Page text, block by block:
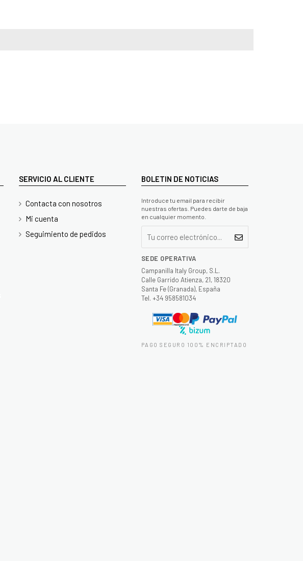
SERVICIO AL CLIENTE
Contacta con nosotros
Mi cuenta
Seguimiento de pedidos
BOLETIN DE NOTICIAS
Introduce tu email para recibir
nuestras ofertas. Puedes darte de baja
en cualquier momento.
SEDE OPERATIVA
Campanilla Italy Group, S.L.
Calle Garrido Atienza, 21, 18320
Santa Fe (Granada), España
Tel. +34 958581034
PAGO SEGURO 100% ENCRIPTADO